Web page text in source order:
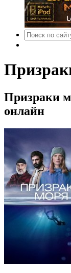
Призраки
онлайн